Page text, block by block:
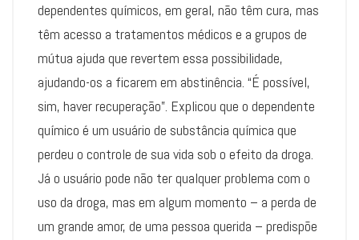
dependentes químicos, em geral, não têm cura, mas
têm acesso a tratamentos médicos e a grupos de
mútua ajuda que revertem essa possibilidade,
ajudando-os a ficarem em abstinência. “É possível,
sim, haver recuperação”. Explicou que o dependente
químico é um usuário de substância química que
perdeu o controle de sua vida sob o efeito da droga.
Já o usuário pode não ter qualquer problema com o
uso da droga, mas em algum momento – a perda de
um grande amor, de uma pessoa querida – predispõe